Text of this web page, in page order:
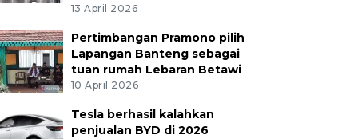
13 April 2026
Pertimbangan Pramono pilih
Lapangan Banteng sebagai
tuan rumah Lebaran Betawi
10 April 2026
Tesla berhasil kalahkan
penjualan BYD di 2026